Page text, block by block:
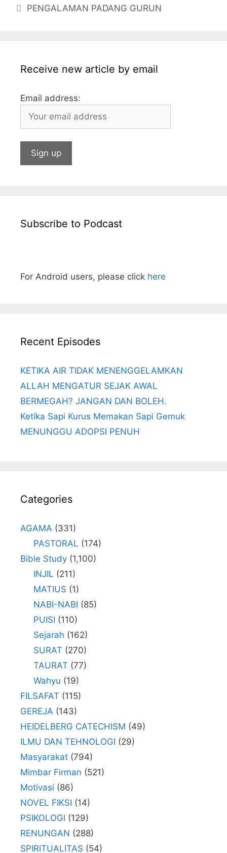
o
g p n
PENGALAMAN PADANG GURUN
Receive new article by email
Email address:
Subscribe to Podcast
For Android users, please click here
Recent Episodes
KETIKA AIR TIDAK MENENGGELAMKAN
ALLAH MENGATUR SEJAK AWAL
BERMEGAH? JANGAN DAN BOLEH.
Ketika Sapi Kurus Memakan Sapi Gemuk
MENUNGGU ADOPSI PENUH
Categories
AGAMA (331)
PASTORAL (174)
Bible Study (1,100)
INJIL (211)
MATIUS (1)
NABI-NABI (85)
PUISI (110)
Sejarah (162)
SURAT (270)
TAURAT (77)
Wahyu (19)
FILSAFAT (115)
GEREJA (143)
HEIDELBERG CATECHISM (49)
ILMU DAN TEHNOLOGI (29)
Masyarakat (794)
Mimbar Firman (521)
Motivasi (86)
NOVEL FIKSI (14)
PSIKOLOGI (129)
RENUNGAN (288)
SPIRITUALITAS (54)